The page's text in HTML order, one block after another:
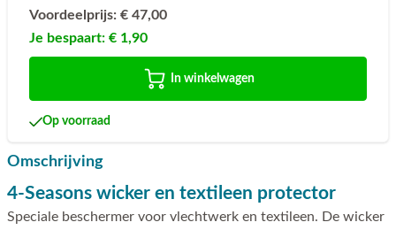
Voordeelprijs: € 47,00
Je bespaart: € 1,90
In winkelwagen
Op voorraad
Omschrijving
4-Seasons wicker en textileen protector
Speciale beschermer voor vlechtwerk en textileen. De wicker